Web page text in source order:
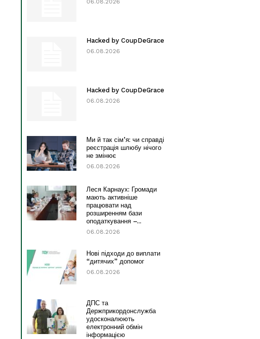
06.08.2026
Hacked by CoupDeGrace
06.08.2026
Hacked by CoupDeGrace
06.08.2026
Ми й так сім’я: чи справді
реєстрація шлюбу нічого
не змінює
06.08.2026
Леся Карнаух: Громади
мають активніше
працювати над
розширенням бази
оподаткування –...
06.08.2026
Нові підходи до виплати
“дитячих” допомог
06.08.2026
ДПС та
Держприкордонслужба
удосконалюють
електронний обмін
інформацією